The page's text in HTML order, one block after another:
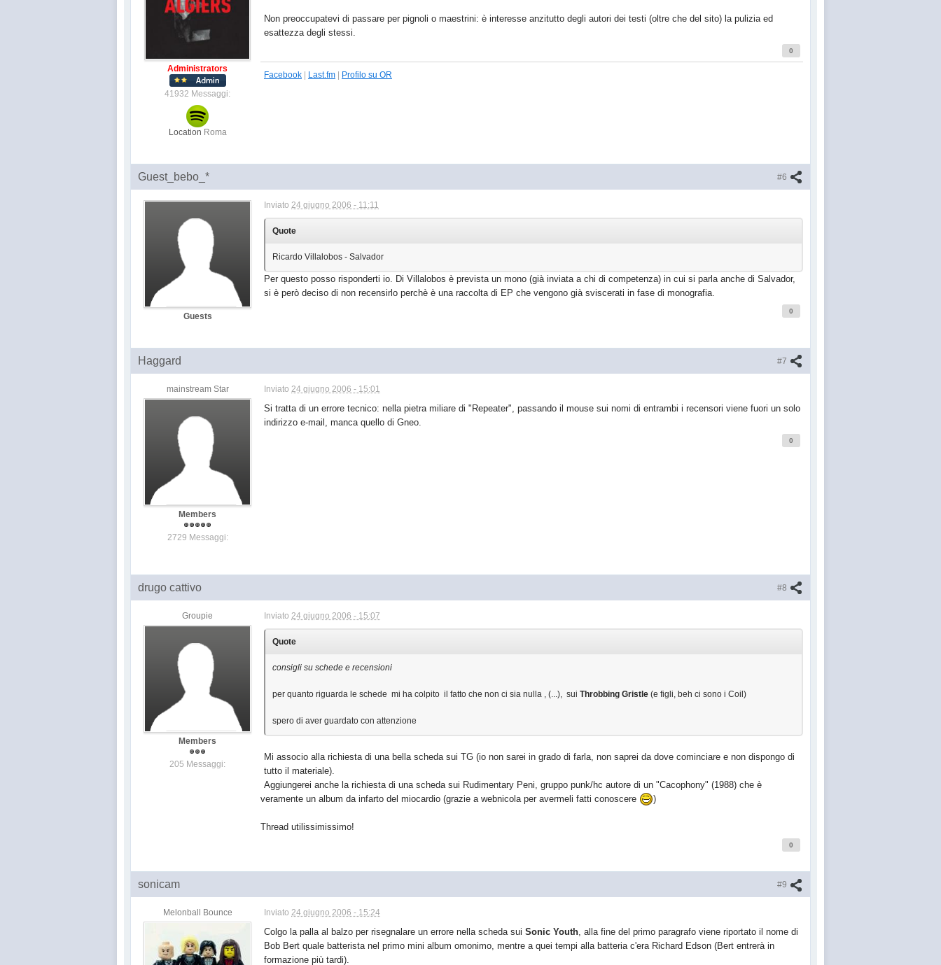
Administrators
41932 Messaggi:
Location Roma
Non preoccupatevi di passare per pignoli o maestrini: è interesse anzitutto degli autori dei testi (oltre che del sito) la pulizia ed
esattezza degli stessi.
0
Facebook | Last.fm | Profilo su OR
#6
Guest_bebo_*
Guests
Inviato 24 giugno 2006 - 11:11
Quote
Ricardo Villalobos - Salvador
Per questo posso risponderti io. Di Villalobos è prevista un mono (già inviata a chi di competenza) in cui si parla anche di Salvador,
si è però deciso di non recensirlo perchè è una raccolta di EP che vengono già sviscerati in fase di monografia.
0
#7
Haggard
mainstream Star
Members
2729 Messaggi:
Inviato 24 giugno 2006 - 15:01
Si tratta di un errore tecnico: nella pietra miliare di "Repeater", passando il mouse sui nomi di entrambi i recensori viene fuori un solo
indirizzo e-mail, manca quello di Gneo.
0
#8
drugo cattivo
Groupie
Members
205 Messaggi:
Inviato 24 giugno 2006 - 15:07
Quote
consigli su schede e recensioni
per quanto riguarda le schede mi ha colpito il fatto che non ci sia nulla , (...), sui Throbbing Gristle (e figli, beh ci sono i Coil)
spero di aver guardato con attenzione
Mi associo alla richiesta di una bella scheda sui TG (io non sarei in grado di farla, non saprei da dove cominciare e non dispongo di
tutto il materiale).
Aggiungerei anche la richiesta di una scheda sui Rudimentary Peni, gruppo punk/hc autore di un "Cacophony" (1988) che è
veramente un album da infarto del miocardio (grazie a webnicola per avermeli fatti conoscere
)
Thread utilissimissimo!
0
#9
sonicam
Melonball Bounce Inviato 24 giugno 2006 - 15:24
Colgo la palla al balzo per risegnalare un errore nella scheda sui Sonic Youth, alla fine del primo paragrafo viene riportato il nome di
Bob Bert quale batterista nel primo mini album omonimo, mentre a quei tempi alla batteria c'era Richard Edson (Bert entrerà in
formazione più tardi).